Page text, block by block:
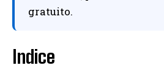
gratuito.
Indice